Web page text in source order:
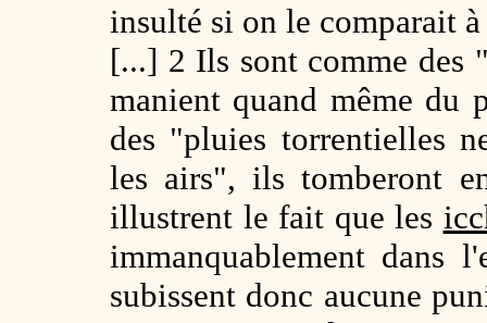
insulté si on le comparait
[...] 2 Ils sont comme des
manient quand même du
des "pluies torrentielles
les airs", ils tomberont
illustrent le fait que les
immanquablement dans
subissent donc aucune